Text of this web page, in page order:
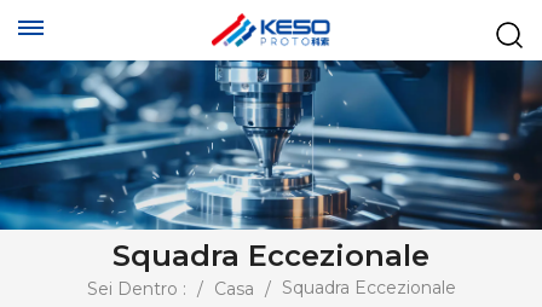
Squadra Eccezionale
Sei Dentro : / Casa / Squadra Eccezionale